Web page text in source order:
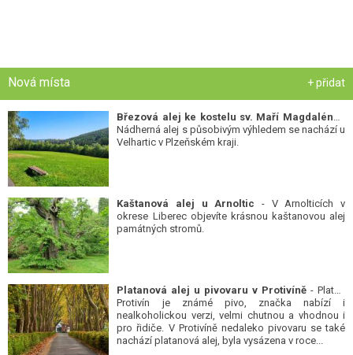
Nová místa + přidat
Nádherná alej s působivým výhledem se nachází u
Velhartic v Plzeňském kraji.
Kaštanová alej u Arnoltic - V Arnolticích v
okrese Liberec objevíte krásnou kaštanovou alej
památných stromů.
Platanová alej u pivovaru v Protivíně - Platan
Protivín je známé pivo, značka nabízí i
nealkoholickou verzi, velmi chutnou a vhodnou i
pro řidiče. V Protivíně nedaleko pivovaru se také
nachází platanová alej, byla vysázena v roce...